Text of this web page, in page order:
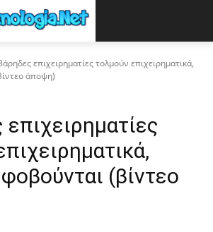
επιχειρηματίες τολμούν επιχειρηματικά,
άποψη)
(βίντεο